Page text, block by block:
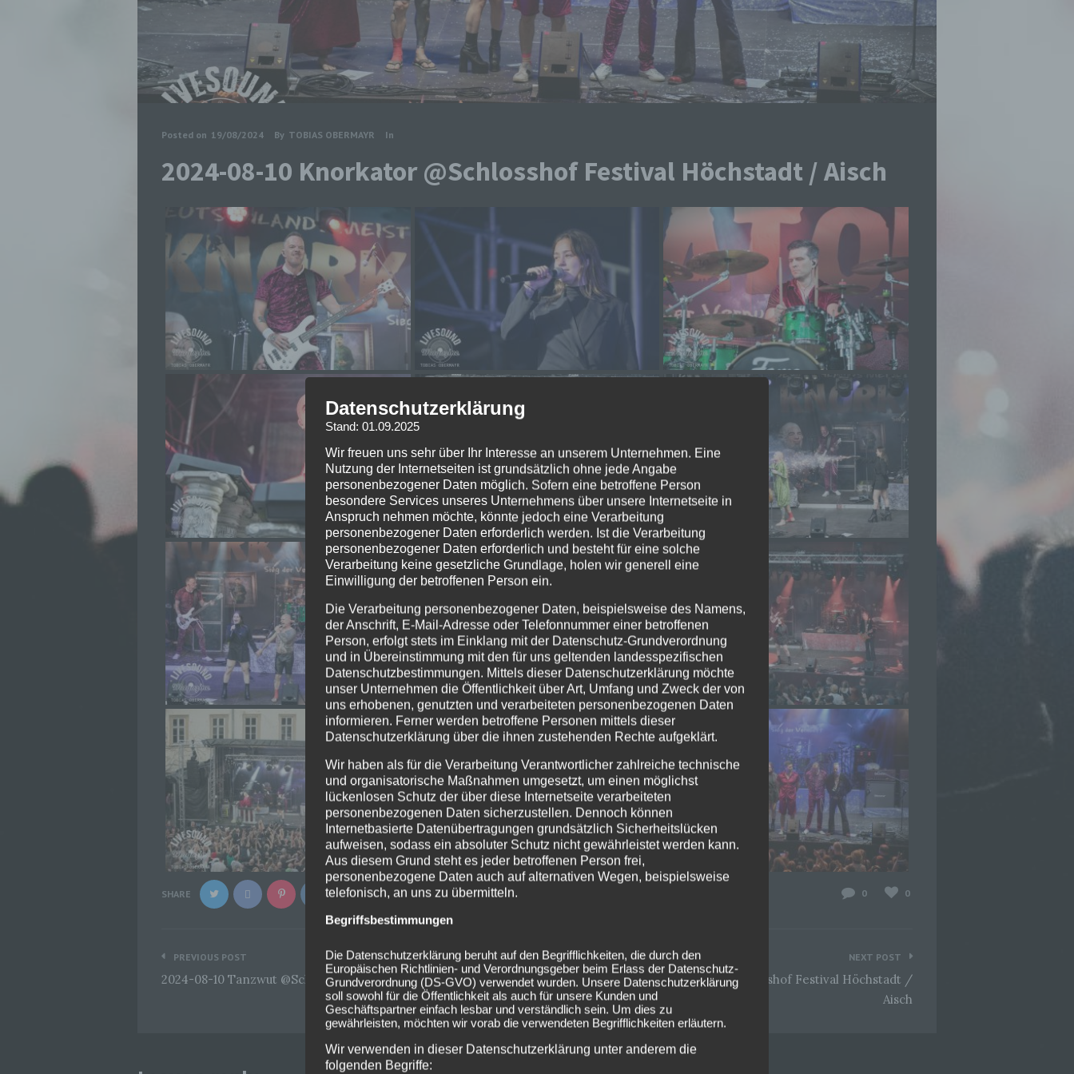
Posted on 19/08/2024 By TOBIAS OBERMAYR In
2024-08-10 Knorkator @Schlosshof Festival Höchstadt / Aisch
SHARE 0 0
Beitragsnavigation
PREVIOUS POST
2024-08-10 Tanzwut @Schlosshof Festival Höchstadt / Aisch
NEXT POST
2024-08-10 Subway to Sally @Schlosshof Festival Höchstadt /
Aisch
Datenschutzerklärung
Stand: 01.09.2025
Wir freuen uns sehr über Ihr Interesse an unserem Unternehmen. Eine
Nutzung der Internetseiten ist grundsätzlich ohne jede Angabe
personenbezogener Daten möglich. Sofern eine betroffene Person
besondere Services unseres Unternehmens über unsere Internetseite in
Anspruch nehmen möchte, könnte jedoch eine Verarbeitung
personenbezogener Daten erforderlich werden. Ist die Verarbeitung
personenbezogener Daten erforderlich und besteht für eine solche
Verarbeitung keine gesetzliche Grundlage, holen wir generell eine
Einwilligung der betroffenen Person ein.
Die Verarbeitung personenbezogener Daten, beispielsweise des Namens,
der Anschrift, E-Mail-Adresse oder Telefonnummer einer betroffenen
Person, erfolgt stets im Einklang mit der Datenschutz-Grundverordnung
und in Übereinstimmung mit den für uns geltenden landesspezifischen
Datenschutzbestimmungen. Mittels dieser Datenschutzerklärung möchte
unser Unternehmen die Öffentlichkeit über Art, Umfang und Zweck der von
uns erhobenen, genutzten und verarbeiteten personenbezogenen Daten
informieren. Ferner werden betroffene Personen mittels dieser
Datenschutzerklärung über die ihnen zustehenden Rechte aufgeklärt.
Wir haben als für die Verarbeitung Verantwortlicher zahlreiche technische
und organisatorische Maßnahmen umgesetzt, um einen möglichst
lückenlosen Schutz der über diese Internetseite verarbeiteten
personenbezogenen Daten sicherzustellen. Dennoch können
Internetbasierte Datenübertragungen grundsätzlich Sicherheitslücken
aufweisen, sodass ein absoluter Schutz nicht gewährleistet werden kann.
Aus diesem Grund steht es jeder betroffenen Person frei,
personenbezogene Daten auch auf alternativen Wegen, beispielsweise
telefonisch, an uns zu übermitteln.
Begriffsbestimmungen
Die Datenschutzerklärung beruht auf den Begrifflichkeiten, die durch den
Europäischen Richtlinien- und Verordnungsgeber beim Erlass der Datenschutz-
Grundverordnung (DS-GVO) verwendet wurden. Unsere Datenschutzerklärung
soll sowohl für die Öffentlichkeit als auch für unsere Kunden und
Geschäftspartner einfach lesbar und verständlich sein. Um dies zu
gewährleisten, möchten wir vorab die verwendeten Begrifflichkeiten erläutern.
Wir verwenden in dieser Datenschutzerklärung unter anderem die
folgenden Begriffe: